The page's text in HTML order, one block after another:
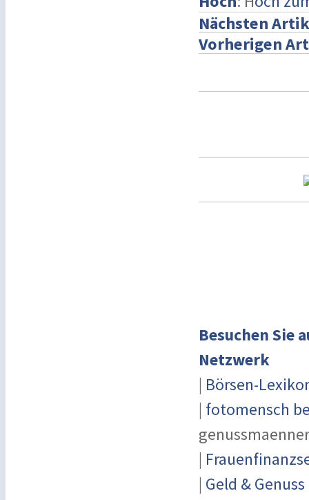
Nächsten
Vorherigen
Besuchen Sie
Netzwerk
| Börsen-
| fotomensch
|
| Geld & Genuss